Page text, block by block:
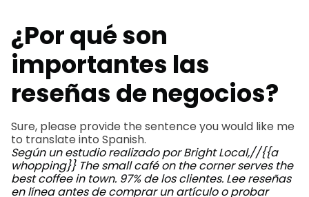
¿Por qué son
importantes las
reseñas de negocios?
Sure, please provide the sentence you would like me
to translate into Spanish.
Según un estudio realizado por Bright Local,//{{a
whopping}} The small café on the corner serves the
best coffee in town. 97% de los clientes. Lee reseñas
en línea antes de comprar un artículo o probar